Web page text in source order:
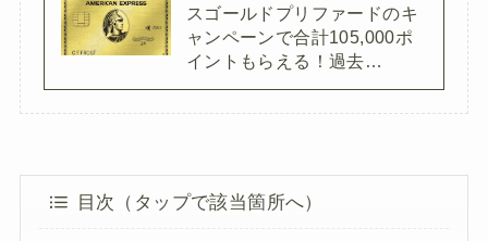
スゴールドプリファードのキ
ャンペーンで合計105,000ポ
イントもらえる！過去…
目次（タップで該当箇所へ）